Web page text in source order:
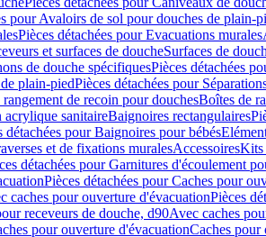
pour Avaloirs de sol pour douches de plain-
Pièces détachées pour Evacuations murales
et surfaces de doucheSurfaces de
de douche spécifiquesPièces détachées
plain-piedPièces détachées pour
de recoin pour douchesBoîtes de
acrylique sanitaireBaignoires rectangulaires
détachées pour Baignoires pour bébés
et de fixations muralesAccessoiresKits
détachées pour Garnitures d'écoulement
Pièces détachées pour Caches pour
caches pour ouverture d'évacuationPièces
receveurs de douche, d90Avec caches
pour ouverture d'évacuationCaches pour